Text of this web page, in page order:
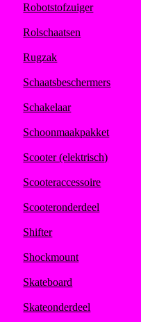
Robotstofzuiger
Rolschaatsen
Rugzak
Schaatsbeschermers
Schakelaar
Schoonmaakpakket
Scooter (elektrisch)
Scooteraccessoire
Scooteronderdeel
Shifter
Shockmount
Skateboard
Skateonderdeel